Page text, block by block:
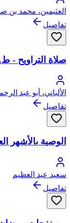
العثيمين، محمد بن
تفاصيل
صلاة التراويح -
الألباني، أبو عبد
تفاصيل
الوصية بالأشهر
سعيد عبد العظيم
تفاصيل